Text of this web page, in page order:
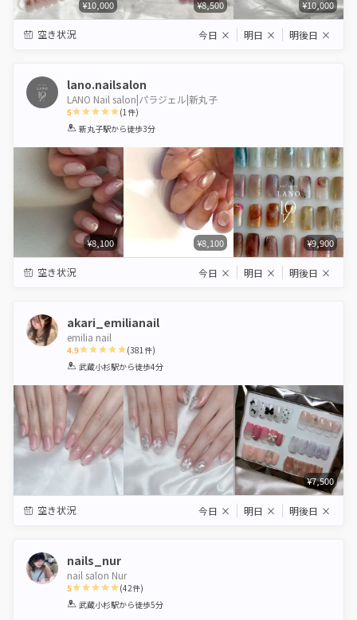
¥10,000 ¥8,500 ¥10,000
空き状況 今日 × 明日 × 明後日 ×
lano.nailsalon
LANO Nail salon|パラジェル|新丸子
5
1 2 3 4 5
(1件)
新丸子駅から徒歩3分
¥8,100 ¥8,100 ¥9,900
空き状況 今日 × 明日 × 明後日 ×
akari_emilianail
emilia nail
4.9
1 2 3 4 5
(381件)
武蔵小杉駅から徒歩4分
¥7,500
空き状況 今日 × 明日 × 明後日 ×
nails_nur
nail salon Nur
5
1 2 3 4 5
(42件)
武蔵小杉駅から徒歩5分